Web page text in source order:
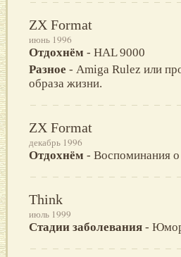
ZX Format
июнь 1996
Отдохнём - HAL 9000
Разное - Amiga Rulez или
образа жизни.
ZX Format
декабрь 1996
Отдохнём - Воспоминания
Think
июль 1999
Стадии заболевания -